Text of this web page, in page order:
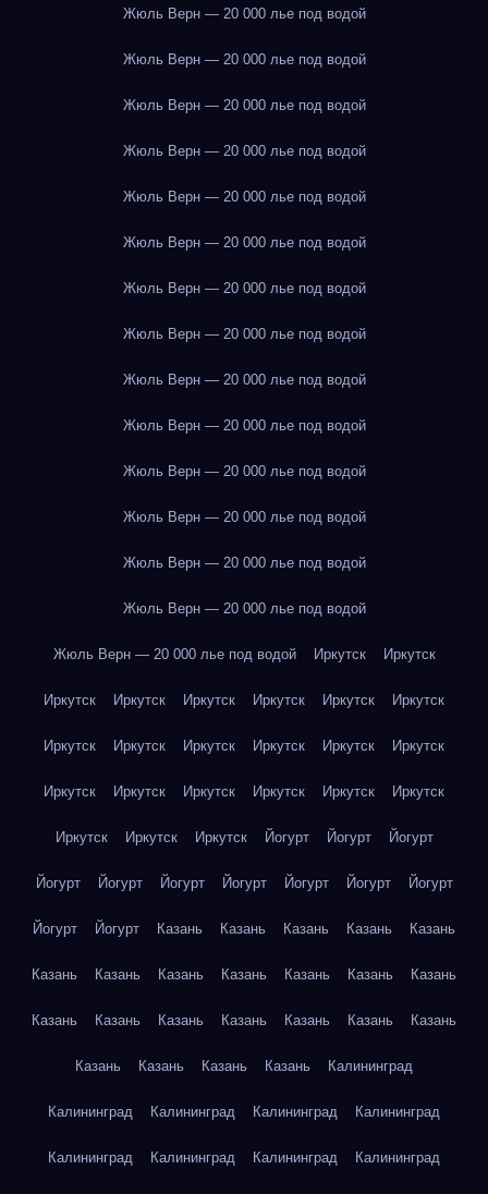
Жюль Верн — 20 000 лье под водой
Жюль Верн — 20 000 лье под водой
Жюль Верн — 20 000 лье под водой
Жюль Верн — 20 000 лье под водой
Жюль Верн — 20 000 лье под водой
Жюль Верн — 20 000 лье под водой
Жюль Верн — 20 000 лье под водой
Жюль Верн — 20 000 лье под водой
Жюль Верн — 20 000 лье под водой
Жюль Верн — 20 000 лье под водой
Жюль Верн — 20 000 лье под водой
Жюль Верн — 20 000 лье под водой
Жюль Верн — 20 000 лье под водой
Жюль Верн — 20 000 лье под водой
Жюль Верн — 20 000 лье под водой Иркутск Иркутск
Иркутск Иркутск Иркутск Иркутск Иркутск Иркутск
Иркутск Иркутск Иркутск Иркутск Иркутск Иркутск
Иркутск Иркутск Иркутск Иркутск Иркутск Иркутск
Иркутск Иркутск Иркутск Йогурт Йогурт Йогурт
Йогурт Йогурт Йогурт Йогурт Йогурт Йогурт Йогурт
Йогурт Йогурт Казань Казань Казань Казань Казань
Казань Казань Казань Казань Казань Казань Казань
Казань Казань Казань Казань Казань Казань Казань
Казань Казань Казань Казань Калининград
Калининград Калининград Калининград Калининград
Калининград Калининград Калининград Калининград